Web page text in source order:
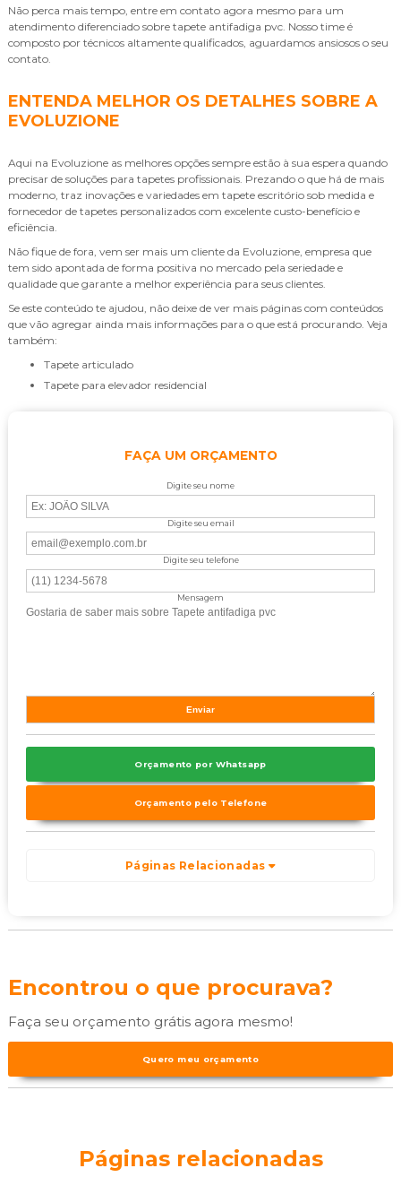
Não perca mais tempo, entre em contato agora mesmo para um
atendimento diferenciado sobre tapete antifadiga pvc. Nosso time é
composto por técnicos altamente qualificados, aguardamos ansiosos o seu
contato.
ENTENDA MELHOR OS DETALHES SOBRE A
EVOLUZIONE
Aqui na Evoluzione as melhores opções sempre estão à sua espera quando
precisar de soluções para tapetes profissionais. Prezando o que há de mais
moderno, traz inovações e variedades em tapete escritório sob medida e
fornecedor de tapetes personalizados com excelente custo-benefício e
eficiência.
Não fique de fora, vem ser mais um cliente da Evoluzione, empresa que
tem sido apontada de forma positiva no mercado pela seriedade e
qualidade que garante a melhor experiência para seus clientes.
Se este conteúdo te ajudou, não deixe de ver mais páginas com conteúdos
que vão agregar ainda mais informações para o que está procurando. Veja
também:
tapete articulado
tapete para elevador residencial
FAÇA UM ORÇAMENTO
Digite seu nome
Digite seu email
Digite seu telefone
Mensagem
Orçamento por Whatsapp
Orçamento pelo Telefone
Páginas Relacionadas
Encontrou o que procurava?
Faça seu orçamento grátis agora mesmo!
Quero meu orçamento
Páginas relacionadas